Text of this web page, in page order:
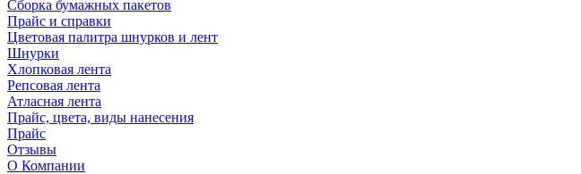
Сборка бумажных пакетов
Прайс и справки
Цветовая палитра шнурков и лент
Шнурки
Хлопковая лента
Репсовая лента
Атласная лента
Прайс, цвета, виды нанесения
Прайс
Отзывы
О Компании